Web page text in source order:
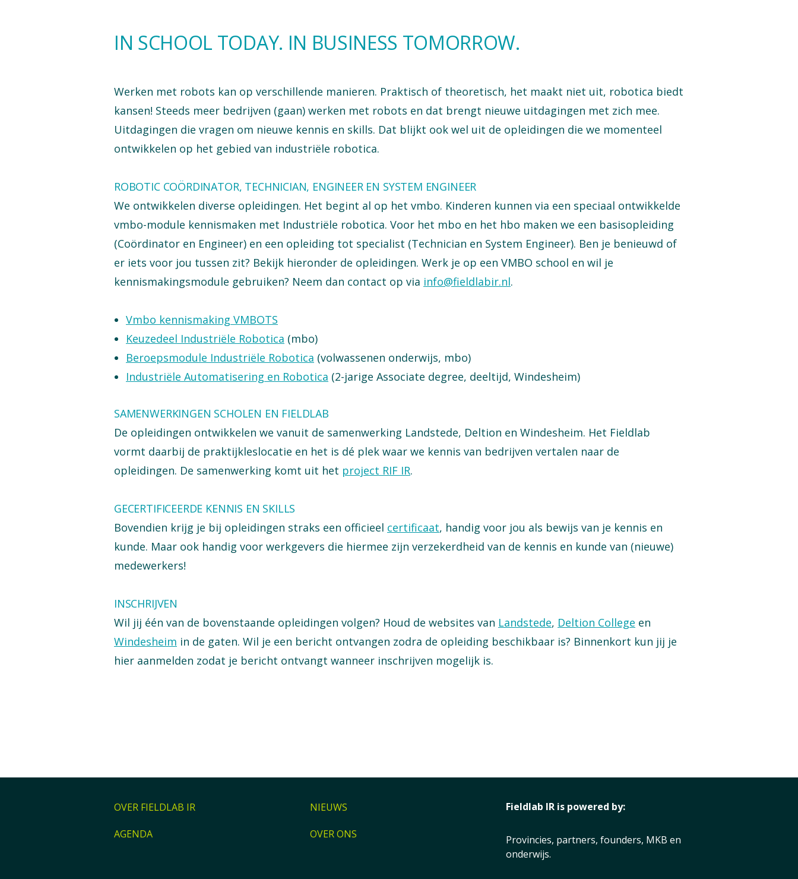
IN SCHOOL TODAY. IN BUSINESS TOMORROW.
Werken met robots kan op verschillende manieren. Praktisch of theoretisch, het maakt niet uit, robotica biedt
kansen! Steeds meer bedrijven (gaan) werken met robots en dat brengt nieuwe uitdagingen met zich mee.
Uitdagingen die vragen om nieuwe kennis en skills. Dat blijkt ook wel uit de opleidingen die we momenteel
ontwikkelen op het gebied van industriële robotica.
ROBOTIC COÖRDINATOR, TECHNICIAN, ENGINEER EN SYSTEM ENGINEER
We ontwikkelen diverse opleidingen. Het begint al op het vmbo. Kinderen kunnen via een speciaal ontwikkelde
vmbo-module kennismaken met Industriële robotica. Voor het mbo en het hbo maken we een basisopleiding
(Coördinator en Engineer) en een opleiding tot specialist (Technician en System Engineer). Ben je benieuwd of
er iets voor jou tussen zit? Bekijk hieronder de opleidingen. Werk je op een VMBO school en wil je
kennismakingsmodule gebruiken? Neem dan contact op via info@fieldlabir.nl.
Vmbo kennismaking VMBOTS
Keuzedeel Industriële Robotica (mbo)
Beroepsmodule Industriële Robotica (volwassenen onderwijs, mbo)
Industriële Automatisering en Robotica (2-jarige Associate degree, deeltijd, Windesheim)
SAMENWERKINGEN SCHOLEN EN FIELDLAB
De opleidingen ontwikkelen we vanuit de samenwerking Landstede, Deltion en Windesheim. Het Fieldlab
vormt daarbij de praktijkleslocatie en het is dé plek waar we kennis van bedrijven vertalen naar de
opleidingen. De samenwerking komt uit het project RIF IR.
GECERTIFICEERDE KENNIS EN SKILLS
Bovendien krijg je bij opleidingen straks een officieel certificaat, handig voor jou als bewijs van je kennis en
kunde. Maar ook handig voor werkgevers die hiermee zijn verzekerdheid van de kennis en kunde van (nieuwe)
medewerkers!
INSCHRIJVEN
Wil jij één van de bovenstaande opleidingen volgen? Houd de websites van Landstede, Deltion College en
Windesheim in de gaten. Wil je een bericht ontvangen zodra de opleiding beschikbaar is? Binnenkort kun jij je
hier aanmelden zodat je bericht ontvangt wanneer inschrijven mogelijk is.
OVER FIELDLAB IR
AGENDA
NIEUWS
OVER ONS
Fieldlab IR is powered by:
Provincies, partners, founders, MKB en
onderwijs.